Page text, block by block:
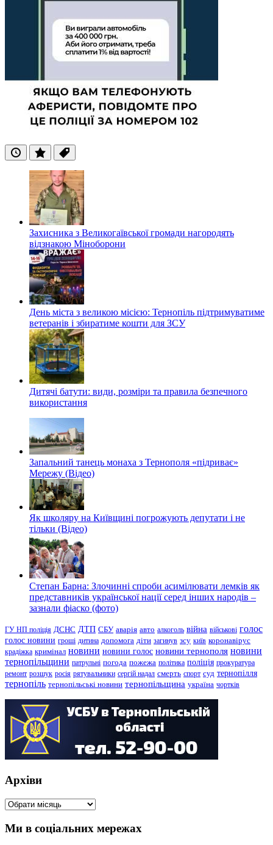
ОстанніПопулярні
Теги
Захисника з Великогаївської громади нагородять
відзнакою Міноборони
День міста з великою місією: Тернопіль підтримуватиме
ветеранів і збиратиме кошти для ЗСУ
Дитячі батути: види, розміри та правила безпечного
використання
Запальний танець монаха з Тернополя «підриває»
Мережу (Відео)
Як школяру на Київщині погрожують депутати і не
тільки (Відео)
Степан Барна: Злочинні спроби асимілювати лемків як
представників української нації серед інших народів –
зазнали фіаско (фото)
ГУ НП поліція ДСНС ДТП СБУ аварія авто алкоголь війна військові голос
голос новини гроші дитина допомога діти загинув зсу київ коронавірус
крадіжка кримінал новини новини голос новини тернополя новини
тернопільщини патрульні погода пожежа політика поліція прокуратура
ремонт розшук росія рятувальники сергій надал смерть спорт суд тернопілля
тернопіль тернопільські новини тернопільщина україна чортків
Архіви
Архіви
Ми в соціальних мережах